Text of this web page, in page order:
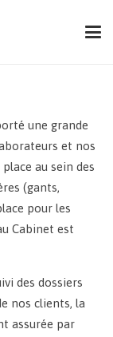
une grande
et nos
au sein des
(gants,
pour les
Cabinet est
des dossiers
nos clients, la
assurée par